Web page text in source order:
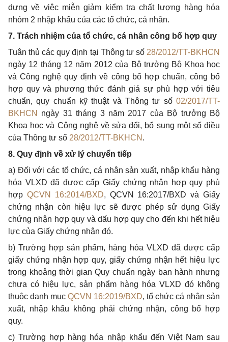
dựng về việc miễn giảm kiểm tra chất lượng hàng hóa
nhóm 2 nhập khẩu của các tổ chức, cá nhân.
7. Trách nhiệm của tổ chức, cá nhân công bố hợp quy
Tuân thủ các quy định tại Thông tư số 28/2012/TT-BKHCN
ngày 12 tháng 12 năm 2012 của Bộ trưởng Bộ Khoa học
và Công nghệ quy định về công bố hợp chuẩn, công bố
hợp quy và phương thức đánh giá sự phù hợp với tiêu
chuẩn, quy chuẩn kỹ thuật và Thông tư số 02/2017/TT-
BKHCN
ngày 31 tháng 3 năm 2017 của Bộ trưởng Bộ
Khoa học và Công nghệ về sửađổi, bổ sung một số điều
của Thông tư số 28/2012/TT-BKHCN .
8. Quy định về xử lý chuyển tiếp
a) Đối với các tổ chức, cá nhân sản xuất, nhập khẩu hàng
hóa VLXD đã được cấp Giấy chứng nhận hợp quy phù
hợp QCVN 16:2014/BXD, QCVN 16:2017/BXD và Giấy
chứng nhận còn hiệu lực sẽ được phép sử dụng Giấy
chứng nhận hợp quy và dấu hợp quy cho đến khi hết hiệu
lực của Giấy chứng nhận đó.
b) Trường hợp sản phẩm, hàng hóa VLXD đã được cấp
giấy chứng nhận hợp quy, giấy chứng nhận hết hiệu lực
trong khoảng thời gian Quy chuẩn ngày ban hành nhưng
chưa có hiệu lực, sản phẩm hàng hóa VLXD đó không
thuộc danh mục QCVN 16:2019/BXD, tổ chức cá nhân sản
xuất, nhập khẩu không phải chứng nhận, công bố hợp
quy.
c) Trường hợp hàng hóa nhập khẩu đến Việt Nam sau